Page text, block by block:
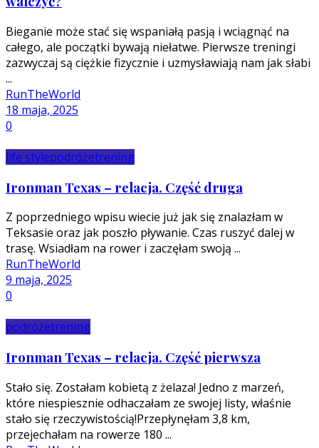
Bieganie może stać się wspaniałą pasją i wciągnąć na
całego, ale początki bywają niełatwe. Pierwsze treningi
zazwyczaj są ciężkie fizycznie i uzmysławiają nam jak słabi
...
RunTheWorld
18 maja, 2025
0
life stylepodróżetrening
Ironman Texas – relacja. Część druga
Z poprzedniego wpisu wiecie już jak się znalazłam w
Teksasie oraz jak poszło pływanie. Czas ruszyć dalej w
trasę. Wsiadłam na rower i zaczęłam swoją ...
RunTheWorld
9 maja, 2025
0
podróżetrening
Ironman Texas – relacja. Część pierwsza
Stało się. Zostałam kobietą z żelaza! Jedno z marzeń,
które niespiesznie odhaczałam ze swojej listy, właśnie
stało się rzeczywistością!Przepłynęłam 3,8 km,
przejechałam na rowerze 180 ...